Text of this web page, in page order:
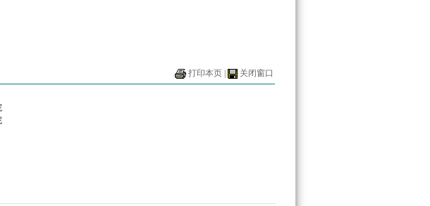
打印本页 关闭窗口